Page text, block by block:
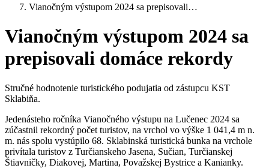
Vianočným výstupom 2024 sa prepisovali…
Vianočným výstupom 2024 sa
prepisovali domáce rekordy
Stručné hodnotenie turistického podujatia od zástupcu KST
Sklabiňa.
Jedenásteho ročníka Vianočného výstupu na Lučenec 2024 sa
zúčastnil rekordný počet turistov, na vrchol vo výške 1 041,4 m n.
m. nás spolu vystúpilo 68. Sklabinská turistická bunka na vrchole
privítala turistov z Turčianskeho Jasena, Sučian, Turčianskej
Štiavničky, Diakovej, Martina, Považskej Bystrice a Kanianky.